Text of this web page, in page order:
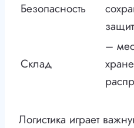
Безопасность
Склад
–
Логистика играет